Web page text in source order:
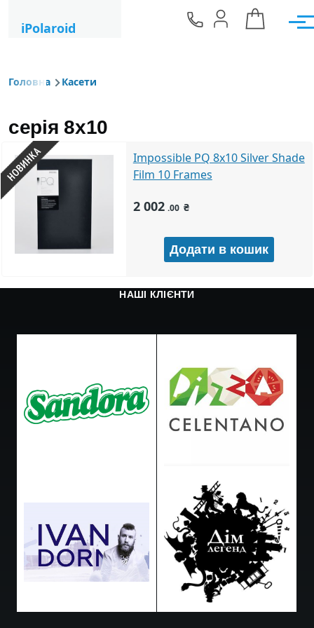
iPolaroid
Рядок навіґації
Головна Касети
серія 8x10
Impossible PQ 8x10 Silver Shade
Film 10 Frames
2 002 .00 ₴
НАШІ КЛІЄНТИ